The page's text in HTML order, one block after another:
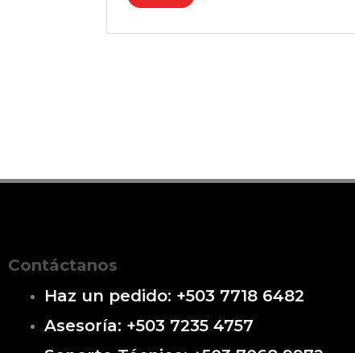
Contáctanos
Haz un pedido: +503 7718 6482
Asesoría: +503 7235 4757